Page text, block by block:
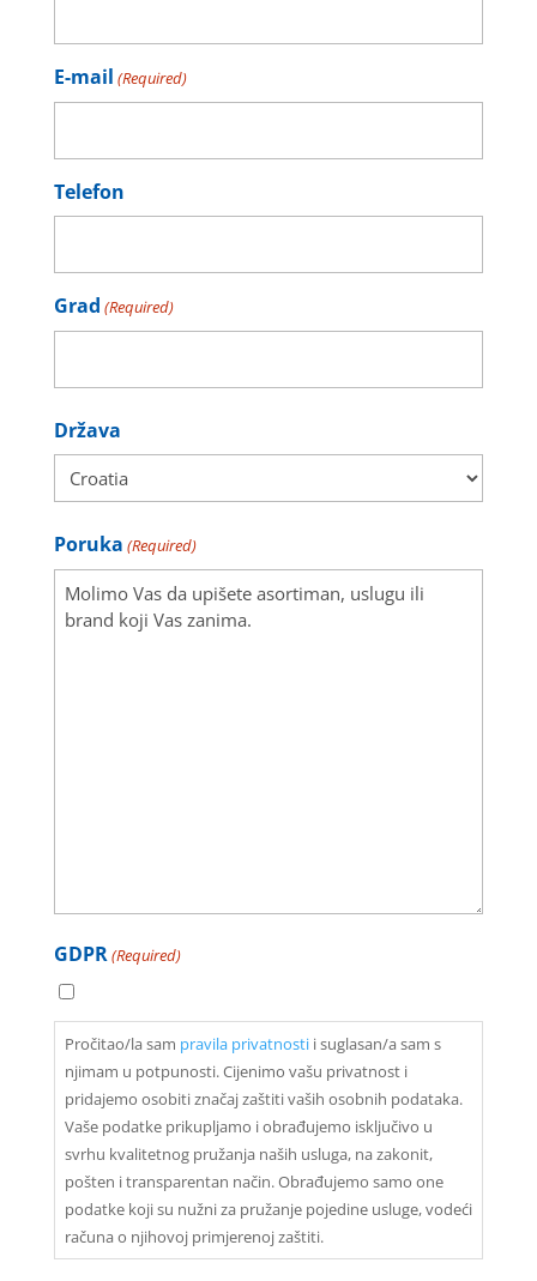
E-mail (Required)
Telefon
Grad (Required)
Država
Poruka (Required)
GDPR(Required)
Pročitao/la sam pravila privatnostii suglasan/a sam s
njimam u potpunosti. Cijenimo vašu privatnost i
pridajemo osobiti značaj zaštiti vaših osobnih podataka.
Vaše podatke prikupljamo i obrađujemo isključivo u
svrhu kvalitetnog pružanja naših usluga, na zakonit,
pošten i transparentan način. Obrađujemo samo one
podatke koji su nužni za pružanje pojedine usluge, vodeći
računa o njihovoj primjerenoj zaštiti.